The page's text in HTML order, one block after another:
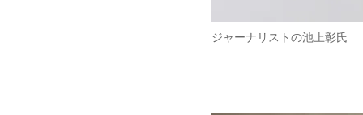
ジャーナリストの池上彰氏